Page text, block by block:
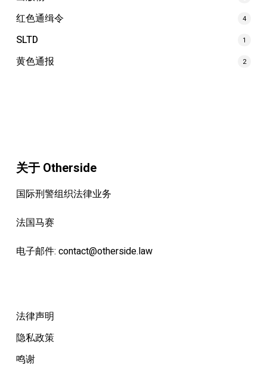
红色通缉令 4
SLTD 1
黄色通报 2
关于 Otherside
国际刑警组织法律业务
法国马赛
电子邮件: contact@otherside.law
法律声明
隐私政策
鸣谢